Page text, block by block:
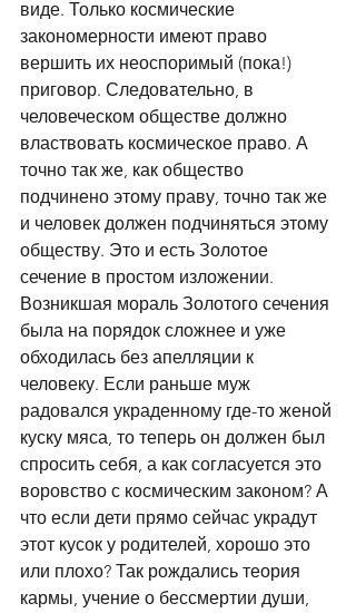
виде. Только космические
закономерности имеют право
вершить их неоспоримый (пока!)
приговор. Следовательно, в
человеческом обществе должно
властвовать космическое право. А
точно так же, как общество
подчинено этому праву, точно так же
и человек должен подчиняться этому
обществу. Это и есть Золотое
сечение в простом изложении.
Возникшая мораль Золотого сечения
была на порядок сложнее и уже
обходилась без апелляции к
человеку. Если раньше муж
радовался украденному где-то женой
куску мяса, то теперь он должен был
спросить себя, а как согласуется это
воровство с космическим законом? А
что если дети прямо сейчас украдут
этот кусок у родителей, хорошо это
или плохо? Так рождались теория
кармы, учение о бессмертии души,